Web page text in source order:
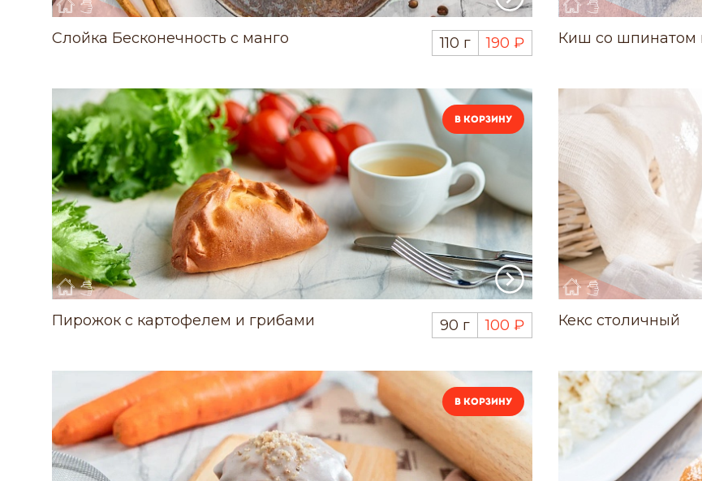
Слойка Бесконечность с манго 110 г 190 ₽ Киш со шпинатом
Пирожок с картофелем и грибами 90 г 100 ₽
В корзину
Кекс столичный
В корзину